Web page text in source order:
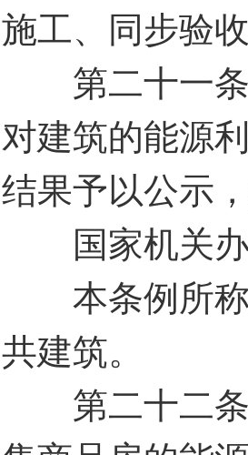
施工、同步验收
第二十一条
对建筑的能源
结果予以公示
国家机关办
本条例所称
共建筑。
第二十二条